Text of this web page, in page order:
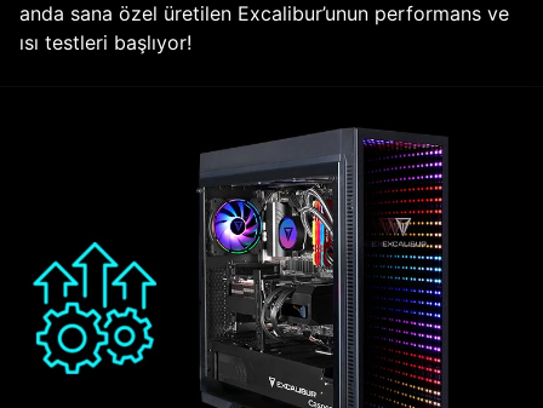
anda sana özel üretilen Excalibur’unun performans ve
ısı testleri başlıyor!